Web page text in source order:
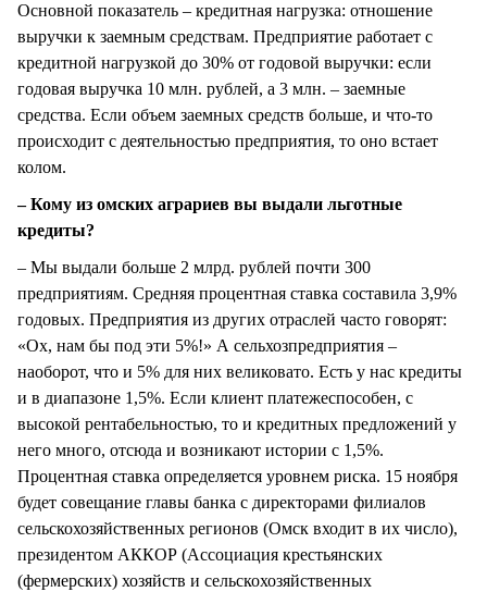
Основной показатель – кредитная нагрузка: отношение
выручки к заемным средствам. Предприятие работает с
кредитной нагрузкой до 30% от годовой выручки: если
годовая выручка 10 млн. рублей, а 3 млн. – заемные
средства. Если объем заемных средств больше, и что-то
происходит с деятельностью предприятия, то оно встает
колом.
– Кому из омских аграриев вы выдали льготные
кредиты?
– Мы выдали больше 2 млрд. рублей почти 300
предприятиям. Средняя процентная ставка составила 3,9%
годовых. Предприятия из других отраслей часто говорят:
«Ох, нам бы под эти 5%!» А сельхозпредприятия –
наоборот, что и 5% для них великовато. Есть у нас кредиты
и в диапазоне 1,5%. Если клиент платежеспособен, с
высокой рентабельностью, то и кредитных предложений у
него много, отсюда и возникают истории с 1,5%.
Процентная ставка определяется уровнем риска. 15 ноября
будет совещание главы банка с директорами филиалов
сельскохозяйственных регионов (Омск входит в их число),
президентом АККОР (Ассоциация крестьянских
(фермерских) хозяйств и сельскохозяйственных